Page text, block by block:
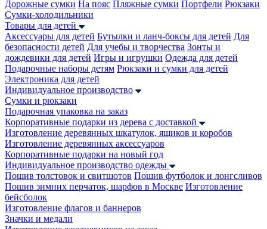
Дорожные сумки На пояс Пляжные сумки Портфели Рюкзаки
Сумки-холодильники
Товары для детей
Аксессуары для детей Бутылки и ланч-боксы для детей Для
безопасности детей Для учебы и творчества Зонты и
дождевики для детей Игры и игрушки Одежда для детей
Подарочные наборы детям Рюкзаки и сумки для детей
Электроника для детей
Индивидуальное производство
Сумки и рюкзаки
Подарочная упаковка на заказ
Корпоративные подарки из дерева с доставкой
Изготовление деревянных шкатулок, ящиков и коробов
Изготовление деревянных аксессуаров
Корпоративные подарки на новый год
Индивидуальное производство одежды
Пошив толстовок и свитшотов Пошив футболок и лонгсливов
Пошив зимних перчаток, шарфов в Москве Изготовление
бейсболок
Изготовление флагов и баннеров
Значки и медали